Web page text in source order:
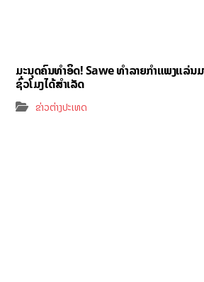
ມະນຸດຄົນທຳອິດ! Sawe ທຳລາຍກຳແພງແລ່ນມ
ຊົ່ວໂມງໄດ້ສຳເລັດ
ຂ່າວຕ່າງປະເທດ